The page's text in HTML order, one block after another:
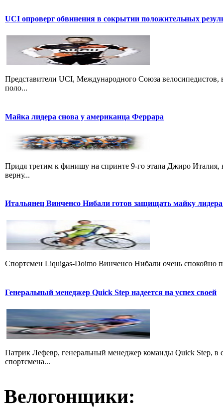
UCI опроверг обвинения в сокрытии положительных
Представители UCI, Международного Союза
поло...
Майка лидера снова у американца Феррара
Придя третим к финишу на спринте 9-го этапа Джиро
верну...
Итальянец Винченсо Нибали готов защищать майку
Cпортсмен Liquigas-Doimo Винченсо Нибали очень спокойно
Генеральный менеджер Quick Step надеется на успех своей
Патрик Лефевр, генеральный менеджер команды Quick Step, в
спортсмена...
Велогонщики: